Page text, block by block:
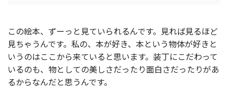
この絵本、ずーっと見ていられるんです。見れば見るほど
見ちゃうんです。私の、本が好き、本という物体が好きと
いうのはここから来ていると思います。装丁にこだわって
いるのも、物としての美しさだったり面白さだったりがあ
るからなんだと思うんです。